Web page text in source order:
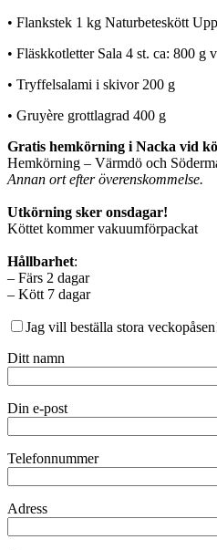
• Flankstek 1 kg Naturbeteskött
• Fläskkotletter Sala 4 st. ca: 800 g
• Tryffelsalami i skivor 200 g
• Gruyère grottlagrad 400 g
Gratis hemkörning i Nacka vid
Hemkörning – Värmdö och
Annan ort efter överenskommelse.
Utkörning sker onsdagar!
Köttet kommer vakuumförpackat
Hållbarhet:
– Färs 2 dagar
– Kött 7 dagar
Jag vill beställa stora
Ditt namn
Din e-post
Telefonnummer
Adress